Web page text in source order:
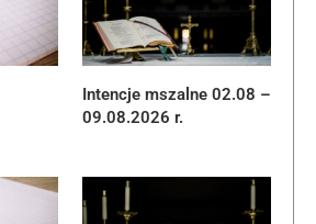
Intencje mszalne 02.08 –
09.08.2026 r.